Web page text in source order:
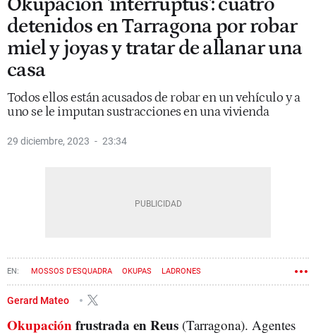
detenidos en Tarragona por robar
miel y joyas y tratar de allanar una
casa
Todos ellos están acusados de robar en un vehículo y a
uno se le imputan sustracciones en una vivienda
29 diciembre, 2023 23:34
MOSSOS D'ESQUADRA OKUPAS LADRONES
Gerard Mateo
Okupaciónfrustrada en Reus (Tarragona). Agentes